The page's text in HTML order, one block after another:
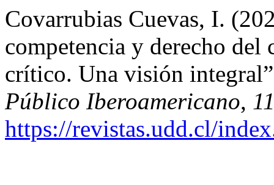
Covarrubias Cuevas, I.
competencia y derecho del
crítico. Una visión
Público Iberoamericano,
https://revistas.udd.cl/